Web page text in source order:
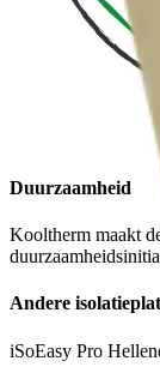
Duurzaamheid
Kooltherm maakt
Andere
iSoEasy Pro